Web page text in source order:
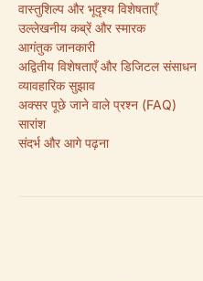
वास्तुशिल्प और भूदृश्य विशेषताएँ
उल्लेखनीय कब्रें और स्मारक
आगंतुक जानकारी
अद्वितीय विशेषताएँ और डिजिटल संसाधन
व्यावहारिक सुझाव
अक्सर पूछे जाने वाले प्रश्न (FAQ)
सारांश
संदर्भ और आगे पढ़ना